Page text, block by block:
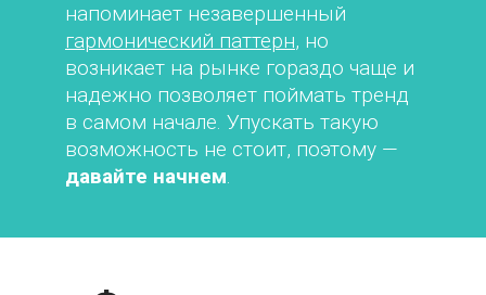
напоминает незавершенный
гармонический паттерн, но
возникает на рынке гораздо чаще и
надежно позволяет поймать тренд
в самом начале. Упускать такую
возможность не стоит, поэтому —
давайте начнем.